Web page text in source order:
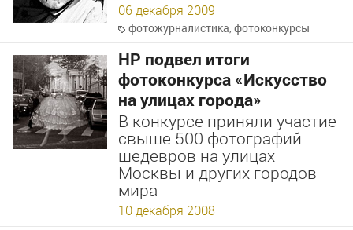
06 декабря 2009
фотожурналистика,фотоконкурсы
НР подвел итоги
фотоконкурса «Искусство
на улицах города»
В конкурсе приняли участие
свыше 500 фотографий
шедевров на улицах
Москвы и других городов
мира
10 декабря 2008